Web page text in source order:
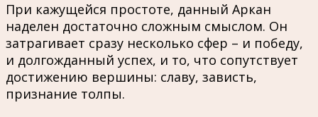
При кажущейся простоте, данный Аркан
наделен достаточно сложным смыслом. Он
затрагивает сразу несколько сфер – и победу,
и долгожданный успех, и то, что сопутствует
достижению вершины: славу, зависть,
признание толпы.